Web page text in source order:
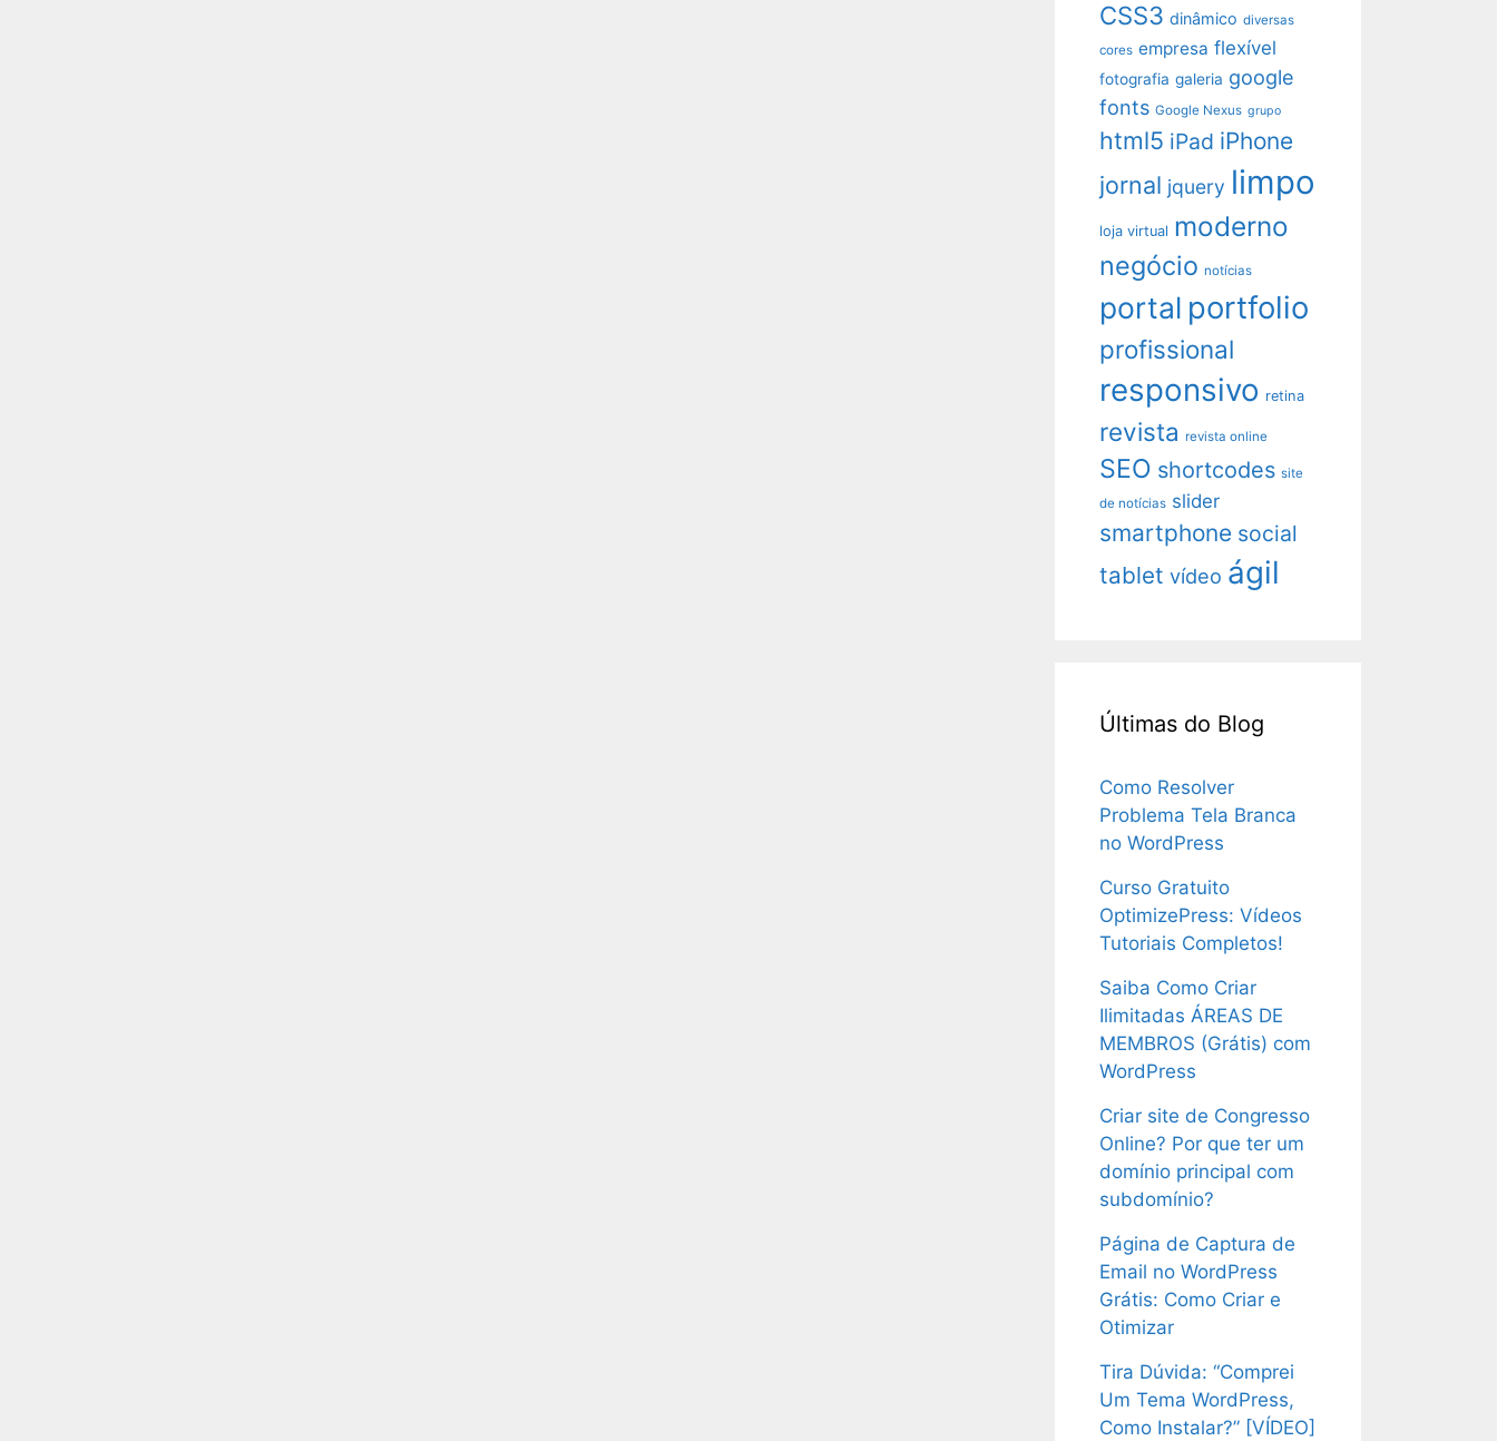
CSS3 dinâmico diversas
cores empresa flexível
fotografia galeria google
fonts Google Nexus grupo
html5 iPad iPhone
jornal jquery limpo
loja virtual moderno
negócio notícias
portal portfolio
profissional
responsivo retina
revista revista online
SEO shortcodes site
de notícias slider
smartphone social
tablet vídeo ágil
Últimas do Blog
Como Resolver
Problema Tela Branca
no WordPress
Curso Gratuito
OptimizePress: Vídeos
Tutoriais Completos!
Saiba Como Criar
Ilimitadas ÁREAS DE
MEMBROS (Grátis) com
WordPress
Criar site de Congresso
Online? Por que ter um
domínio principal com
subdomínio?
Página de Captura de
Email no WordPress
Grátis: Como Criar e
Otimizar
Tira Dúvida: “Comprei
Um Tema WordPress,
Como Instalar?” [VÍDEO]